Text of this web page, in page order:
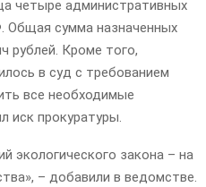
четыре административных
Общая сумма назначенных
рублей. Кроме того,
в суд с требованием
все необходимые
иск прокуратуры.
экологического закона – на
– добавили в ведомстве.